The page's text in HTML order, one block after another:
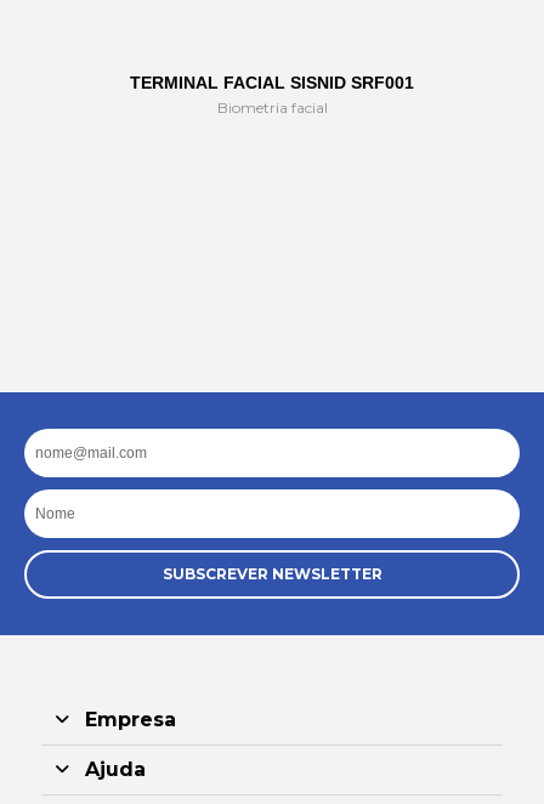
TERMINAL FACIAL SISNID SRF001
Biometria facial
Email
Nome
SUBSCREVER NEWSLETTER
Empresa
Ajuda